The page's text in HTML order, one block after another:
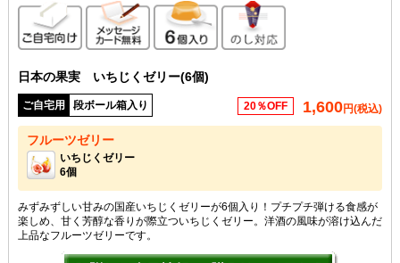
ご自宅向けメッセージカード無料
6個入り のし対応
日本の果実 いちじくゼリー(6個)
ご自宅用 段ボール箱入り 20％OFF 1,600円(税込)
フルーツゼリー
いちじくゼリー
6個
みずみずしい甘みの国産いちじくゼリーが6個入り！プチプチ弾ける食感が
楽しめ、甘く芳醇な香りが際立ついちじくゼリー。洋酒の風味が溶け込んだ
上品なフルーツゼリーです。